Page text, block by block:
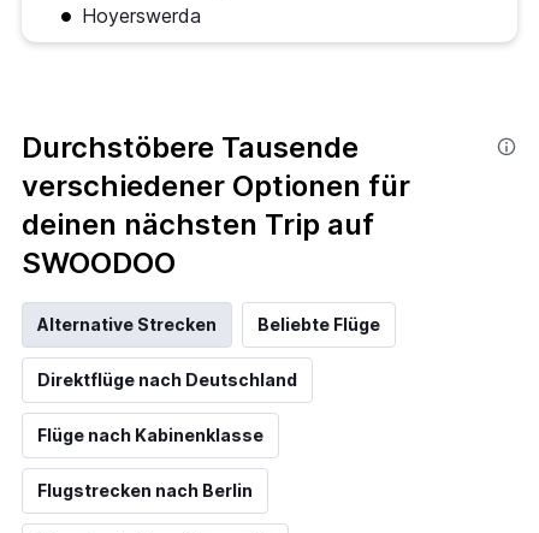
Hoyerswerda
Durchstöbere Tausende
verschiedener Optionen für
deinen nächsten Trip auf
SWOODOO
Alternative Strecken Beliebte Flüge
Direktflüge nach Deutschland
Flüge nach Kabinenklasse
Flugstrecken nach Berlin